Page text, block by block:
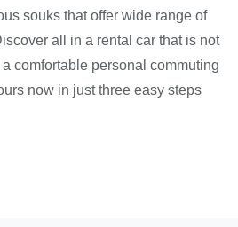
souks that offer wide range of
all in a rental car that is not
comfortable personal commuting
now in just three easy steps